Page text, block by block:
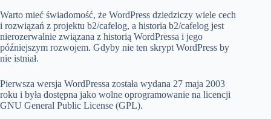
Warto mieć świadomość, że WordPress dziedziczy wiele cech
i rozwiązań z projektu b2/cafelog, a historia b2/cafelog jest
nierozerwalnie związana z historią WordPressa i jego
późniejszym rozwojem. Gdyby nie ten skrypt WordPress by
nie istniał.
Pierwsza wersja WordPressa została wydana 27 maja 2003
roku i była dostępna jako wolne oprogramowanie na licencji
GNU General Public License (GPL).